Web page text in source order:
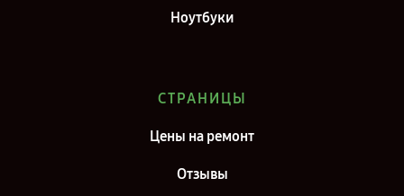
Ноутбуки
СТРАНИЦЫ
Цены на ремонт
Отзывы